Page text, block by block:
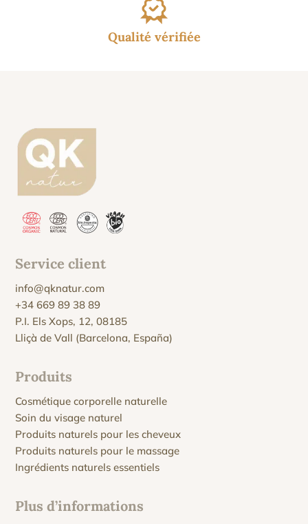
Qualité vérifiée
Service client
info@qknatur.com
+34 669 89 38 89
P.I. Els Xops, 12, 08185
Lliçà de Vall (Barcelona, España)
Produits
Cosmétique corporelle naturelle
Soin du visage naturel
Produits naturels pour les cheveux
Produits naturels pour le massage
Ingrédients naturels essentiels
Plus d’informations